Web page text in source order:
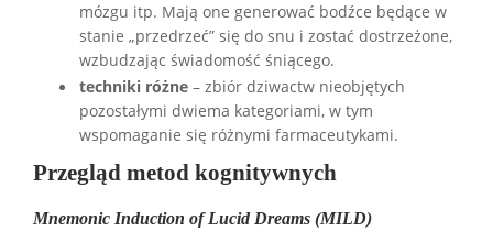
mózgu itp. Mają one generować bodźce będące w
stanie „przedrzeć” się do snu i zostać dostrzeżone,
wzbudzając świadomość śniącego.
techniki różne – zbiór dziwactw nieobjętych
pozostałymi dwiema kategoriami, w tym
wspomaganie się różnymi farmaceutykami.
Przegląd metod kognitywnych
Mnemonic Induction of Lucid Dreams (MILD)